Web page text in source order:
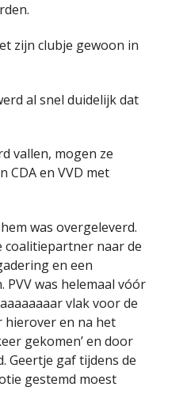
zijn clubje gewoon in
al snel duidelijk dat
vallen, mogen ze
CDA en VVD met
was overgeleverd.
coalitiepartner naar de
en een
was helemaal vóór
vlak voor de
hierover en na het
gekomen’ en door
Geertje gaf tijdens de
gestemd moest